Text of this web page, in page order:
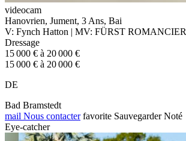
videocam
Hanovrien, Jument, 3 Ans, Bai
V: Fynch Hatton | MV: FÜRST ROMANCIER
Dressage
15 000 € à 20 000 €
15 000 € à 20 000 €
DE
Bad Bramstedt
mail Nous contacter favorite Sauvegarder Noté
Eye-catcher